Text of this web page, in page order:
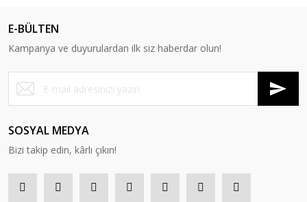
E-BÜLTEN
Kampanya ve duyurulardan ilk siz haberdar olun!
SOSYAL MEDYA
Bizi takip edin, kârlı çıkın!